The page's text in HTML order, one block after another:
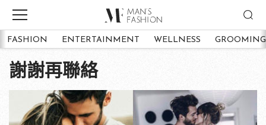
FASHION ENTERTAINMENT WELLNESS GROOMING
謝謝再聯絡